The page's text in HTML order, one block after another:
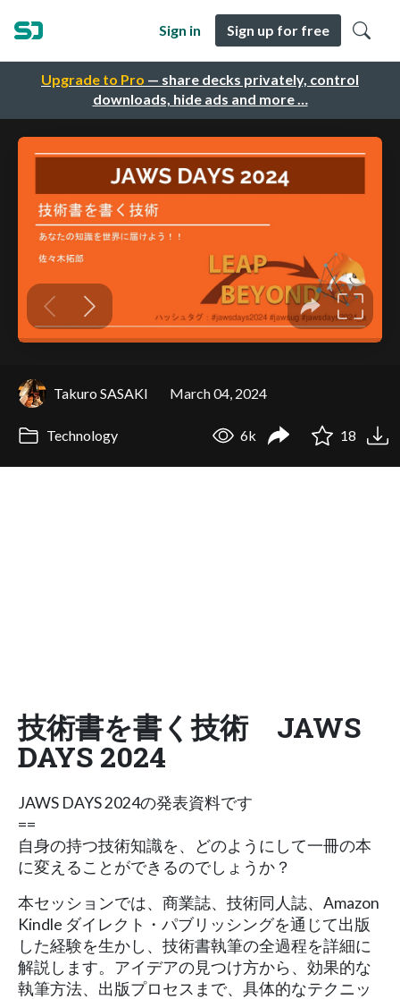
Upgrade to Pro — share decks privately, control
downloads, hide ads and more …
Sign in Sign up for free
Takuro SASAKI March 04, 2024
Technology 6k 18
技術書を書く技術 JAWS
DAYS 2024
JAWS DAYS 2024の発表資料です
==
自身の持つ技術知識を、どのようにして一冊の本
に変えることができるのでしょうか？
本セッションでは、商業誌、技術同人誌、Amazon
Kindle ダイレクト・パブリッシングを通じて出版
した経験を生かし、技術書執筆の全過程を詳細に
解説します。アイデアの見つけ方から、効果的な
執筆方法、出版プロセスまで、具体的なテクニッ